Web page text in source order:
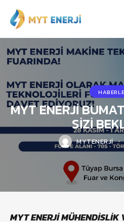
MYT ENERJİ
SİZİ
MYTENERJI
MYT ENERJİ